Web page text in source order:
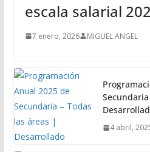
escala salarial
7 enero, 2026 MIGUEL ANGEL
4 abril,